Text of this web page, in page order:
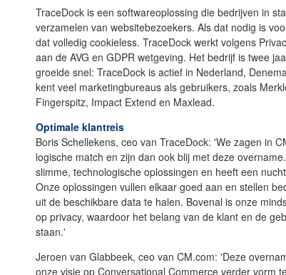
TraceDock is een softwareoplossing die bedrijven in
verzamelen van websitebezoekers. Als dat nodig is
dat volledig cookieless. TraceDock werkt volgens
aan de AVG en GDPR wetgeving. Het bedrijf is twee
groeide snel: TraceDock is actief in Nederland,
kent veel marketingbureaus als gebruikers, zoals
Fingerspitz, Impact Extend en Maxlead.
Optimale klantreis
Boris Schellekens, ceo van TraceDock: 'We zagen in
logische match en zijn dan ook blij met deze
slimme, technologische oplossingen en heeft een
Onze oplossingen vullen elkaar goed aan en stellen
uit de beschikbare data te halen. Bovenal is onze
op privacy, waardoor het belang van de klant en de
staan.'
Jeroen van Glabbeek, ceo van CM.com: 'Deze
onze visie op Conversational Commerce verder vorm